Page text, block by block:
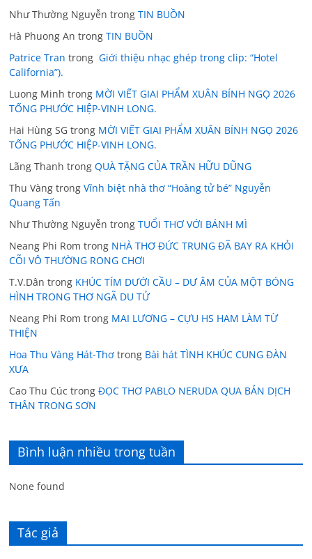
Như Thường Nguyễn trongTIN BUỒN
Hà Phuong An trongTIN BUỒN
Patrice Tran trong Giới thiệu nhạc ghép trong clip: “Hotel
California”).
Luong Minh trong MỜI VIẾT GIAI PHẨM XUÂN BÍNH NGỌ 2026
TỐNG PHƯỚC HIỆP-VINH LONG.
Hai Hùng SG trong MỜI VIẾT GIAI PHẨM XUÂN BÍNH NGỌ 2026
TỐNG PHƯỚC HIỆP-VINH LONG.
Lãng Thanh trongQUÀ TẶNG CỦA TRẦN HỮU DŨNG
Thu Vàng trongVĩnh biệt nhà thơ “Hoàng tử bé” Nguyễn
Quang Tấn
Như Thường Nguyễn trongTUỔI THƠ VỚI BÁNH MÌ
Neang Phi Rom trong NHÀ THƠ ĐỨC TRUNG ĐÃ BAY RA KHỎI
CÕI VÔ THƯỜNG RONG CHƠI
T.V.Dân trong KHÚC TÍM DƯỚI CẦU – DƯ ÂM CỦA MỘT BÓNG
HÌNH TRONG THƠ NGÃ DU TỬ
Neang Phi Rom trong MAI LƯƠNG – CỰU HS HAM LÀM TỪ
THIỆN
Hoa Thu Vàng Hát-Thơ trong Bài hát TÌNH KHÚC CUNG ĐÀN
XƯA
Cao Thu Cúc trongĐỌC THƠ PABLO NERUDA QUA BẢN DỊCH
THÂN TRONG SƠN
Bình luận nhiều trong tuần
None found
Tác giả